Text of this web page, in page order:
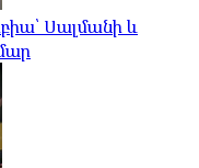
Սալմանի և